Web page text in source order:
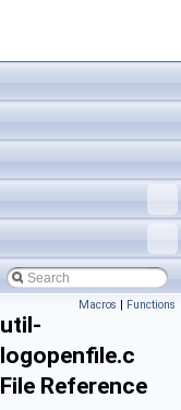
Macros | Functions
util-
logopenfile.c
File Reference